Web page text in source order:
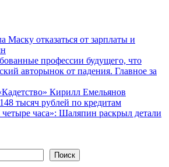
Маску отказаться от зарплаты и
профессии будущего, что
авторынок от падения. Главное за
Кирилл Емельянов
тысяч рублей по кредитам
часа»: Шаляпин раскрыл детали
Поиск